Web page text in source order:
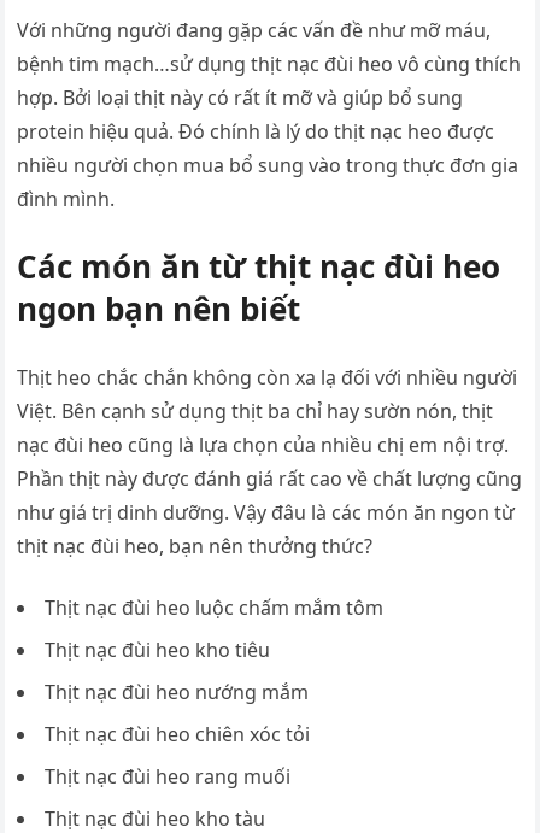
Với những người đang gặp các vấn đề như mỡ máu,
bệnh tim mạch…sử dụng thịt nạc đùi heo vô cùng thích
hợp. Bởi loại thịt này có rất ít mỡ và giúp bổ sung
protein hiệu quả. Đó chính là lý do thịt nạc heo được
nhiều người chọn mua bổ sung vào trong thực đơn gia
đình mình.
Các món ăn từ thịt nạc đùi heo
ngon bạn nên biết
Thịt heo chắc chắn không còn xa lạ đối với nhiều người
Việt. Bên cạnh sử dụng thịt ba chỉ hay sườn nón, thịt
nạc đùi heo cũng là lựa chọn của nhiều chị em nội trợ.
Phần thịt này được đánh giá rất cao về chất lượng cũng
như giá trị dinh dưỡng. Vậy đâu là các món ăn ngon từ
thịt nạc đùi heo, bạn nên thưởng thức?
Thịt nạc đùi heo luộc chấm mắm tôm
Thịt nạc đùi heo kho tiêu
Thịt nạc đùi heo nướng mắm
Thịt nạc đùi heo chiên xóc tỏi
Thịt nạc đùi heo rang muối
Thịt nạc đùi heo kho tàu